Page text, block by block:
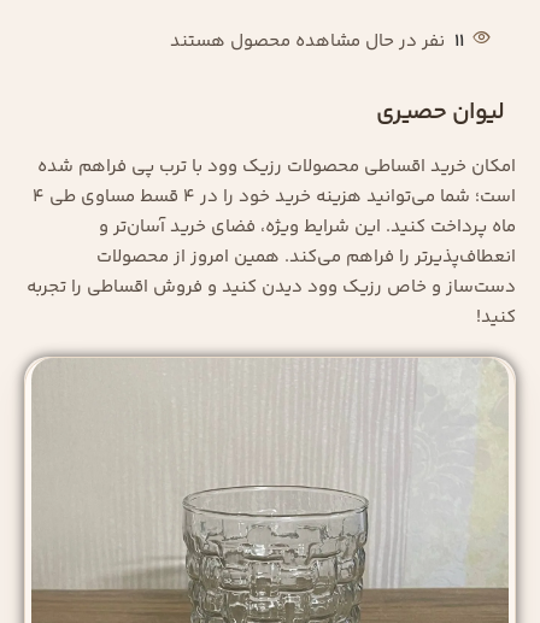
11 نفر در حال مشاهده محصول هستند
لیوان حصیری
امکان خرید اقساطی محصولات رزیک وود با ترب پی فراهم شده
است؛ شما می‌توانید هزینه خرید خود را در ۴ قسط مساوی طی ۴
ماه پرداخت کنید. این شرایط ویژه، فضای خرید آسان‌تر و
انعطاف‌پذیرتر را فراهم می‌کند. همین امروز از محصولات
دست‌ساز و خاص رزیک وود دیدن کنید و فروش اقساطی را تجربه
کنید!